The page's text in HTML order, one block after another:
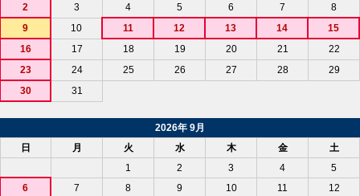
2
3 4 5 6 7
8
9
10 11 12 13 14
15
16
17 18 19 20 21
22
23
24 25 26 27 28
29
30
31
2026年 9月
日
月 火 水 木 金
土
1
2 3 4
5
6
7 8 9 10 11
12